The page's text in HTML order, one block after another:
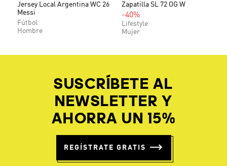
Jersey Local Argentina WC 26
Messi
Fútbol
Hombre
Zapatilla SL 72 OG W
-40%
Lifestyle
Mujer
SUSCRÍBETE AL
NEWSLETTER Y
AHORRA UN 15%
REGÍSTRATE GRATIS